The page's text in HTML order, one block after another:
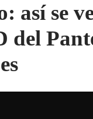
así se
del